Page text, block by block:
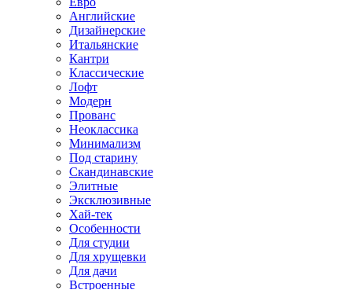
Английские
Дизайнерские
Итальянские
Кантри
Классические
Лофт
Модерн
Прованс
Неоклассика
Минимализм
Под старину
Скандинавские
Элитные
Эксклюзивные
Хай-тек
Особенности
Для студии
Для хрущевки
Для дачи
Встроенные